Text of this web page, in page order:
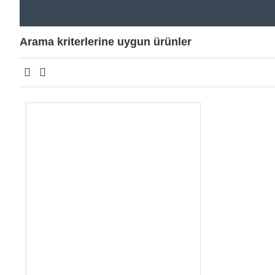
Arama kriterlerine uygun ürünler